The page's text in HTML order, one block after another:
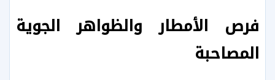
فرص الأمطار والظواهر الجوية
المصاحبة